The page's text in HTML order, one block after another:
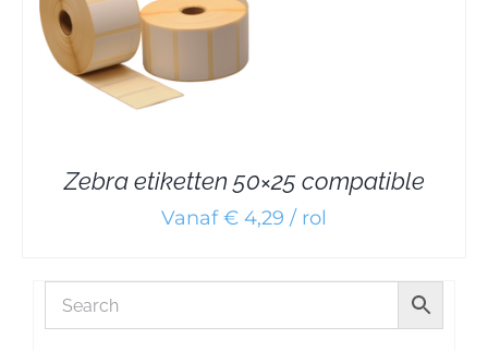
Zebra etiketten 50×25 compatible
Vanaf € 4,29 / rol